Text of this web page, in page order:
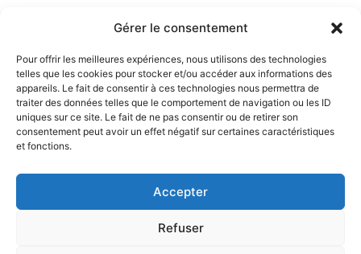
Gérer le consentement
Pour offrir les meilleures expériences, nous utilisons des technologies
telles que les cookies pour stocker et/ou accéder aux informations des
appareils. Le fait de consentir à ces technologies nous permettra de
traiter des données telles que le comportement de navigation ou les ID
uniques sur ce site. Le fait de ne pas consentir ou de retirer son
consentement peut avoir un effet négatif sur certaines caractéristiques
et fonctions.
Accepter
Refuser
À PROPOS
SUIVEZ NOUS